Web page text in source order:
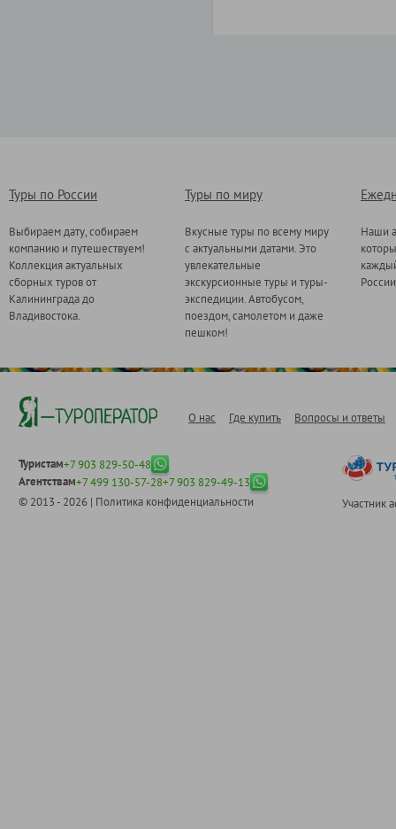
Туры по России
Выбираем дату, собираем
компанию и путешествуем!
Коллекция актуальных
сборных туров от
Калининграда до
Владивостока.
Туры по миру
Вкусные туры по всему миру
с актуальными датами. Это
увлекательные
экскурсионные туры и туры-
экспедиции. Автобусом,
поездом, самолетом и даже
пешком!
Наши
О нас Где купить Вопросы и ответы
Туристам+7 903 829-50-48
Агентствам+7 499 130-57-28+7 903 829-49-13
© 2013 - 2026 | Политика конфиденциальности Участник